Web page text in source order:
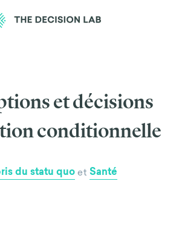
et décisions
conditionnelle
du statu quoet Santé